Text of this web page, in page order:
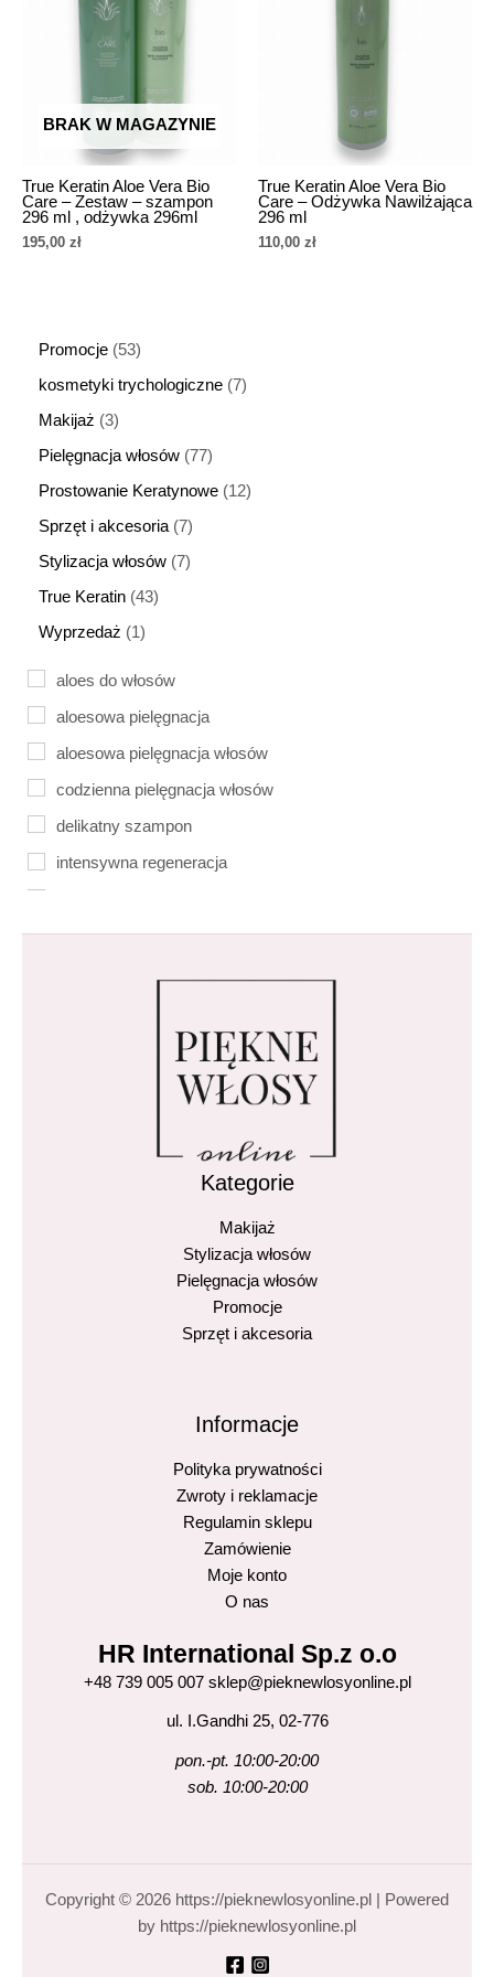
Promocje 53
kosmetyki trychologiczne 7
Makijaż 3
Pielęgnacja włosów 77
Prostowanie Keratynowe 12
Sprzęt i akcesoria 7
Stylizacja włosów 7
True Keratin 43
Wyprzedaż 1
aloes do włosów
aloesowa pielęgnacja
aloesowa pielęgnacja włosów
codzienna pielęgnacja włosów
delikatny szampon
intensywna regeneracja
naturalne nawilżenie
odżywka nawilżająca
odżywka z aloesem
pielęgnacja włosów farbowanych
True Keratin Aloe Vera
włosy gładkie i lśniące
zestaw szampon i odżywka
BRAK W MAGAZYNIE
True Keratin Aloe Vera Bio
Care – Zestaw – szampon
296 ml , odżywka 296ml
195,00 zł
True Keratin Aloe Vera Bio
Care – Odżywka Nawilżająca
296 ml
110,00 zł
Kategorie
Makijaż
Stylizacja włosów
Pielęgnacja włosów
Promocje
Sprzęt i akcesoria
Informacje
Polityka prywatności
Zwroty i reklamacje
Regulamin sklepu
Zamówienie
Moje konto
O nas
HR International Sp.z o.o
+48 739 005 007 sklep@pieknewlosyonline.pl
ul. I.Gandhi 25, 02-776
pon.-pt. 10:00-20:00
sob. 10:00-20:00
Copyright © 2026 https://pieknewlosyonline.pl | Powered
by https://pieknewlosyonline.pl